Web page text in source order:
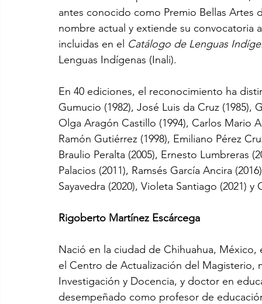
antes conocido como Premio Bellas
nombre actual y extiende su convocatoria
incluidas en el Catálogo de Lenguas
Lenguas Indígenas (Inali).
En 40 ediciones, el reconocimiento ha
Gumucio (1982), José Luis da Cruz
Olga Aragón Castillo (1994), Carlos Mario
Ramón Gutiérrez (1998), Emiliano Pérez
Braulio Peralta (2005), Ernesto Lumbreras
Palacios (2011), Ramsés García Ancira
Sayavedra (2020), Violeta Santiago (2021)
Rigoberto Martínez Escárcega
Nació en la ciudad de Chihuahua,
el Centro de Actualización del
Investigación y Docencia, y doctor en
desempeñado como profesor de